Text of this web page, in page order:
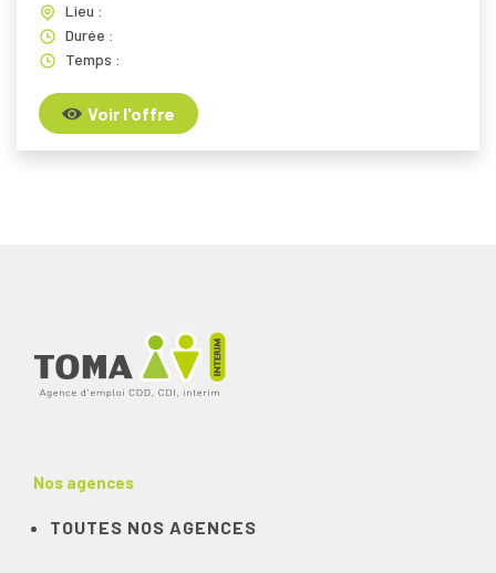
Lieu :
Durée :
Temps :
Voir l'offre
Nos agences
TOUTES NOS AGENCES